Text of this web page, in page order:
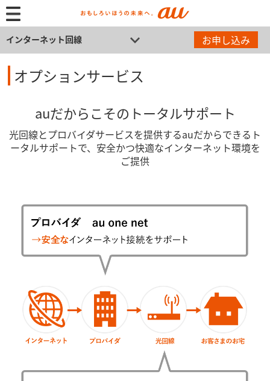
インターネット回線 お申し込み
オプションサービス
auだからこそのトータルサポート
光回線とプロバイダサービスを提供するauだからできるト
ータルサポートで、安全かつ快適なインターネット環境を
ご提供